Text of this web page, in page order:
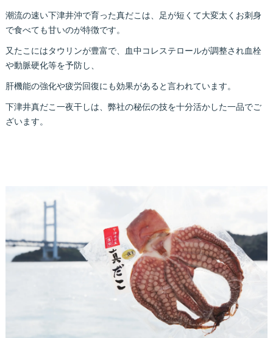
潮流の速い下津井沖で育った真だこは、足が短くて大変太くお刺身
で食べても甘いのが特徴です。
又たこにはタウリンが豊富で、血中コレステロールが調整され血栓
や動脈硬化等を予防し、
肝機能の強化や疲労回復にも効果があると言われています。
下津井真だこ一夜干しは、弊社の秘伝の技を十分活かした一品でご
ざいます。